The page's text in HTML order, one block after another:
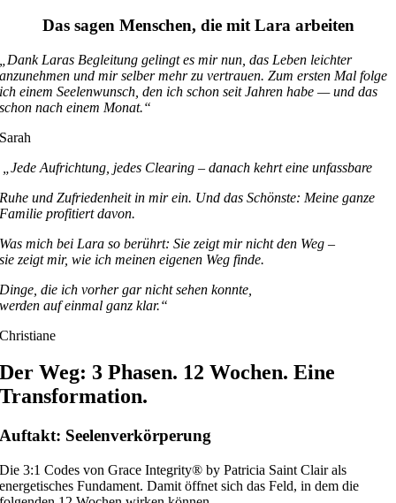
Das sagen Menschen, die mit Lara arbeiten
„Dank Laras Begleitung gelingt es mir nun, das Leben leichter
anzunehmen und mir selber mehr zu vertrauen. Zum ersten Mal folge
ich einem Seelenwunsch, den ich schon seit Jahren habe — und das
schon nach einem Monat.“
Sarah
„Jede Aufrichtung, jedes Clearing – danach kehrt eine unfassbare
Ruhe und Zufriedenheit in mir ein. Und das Schönste: Meine ganze
Familie profitiert davon.
Was mich bei Lara so berührt: Sie zeigt mir nicht den Weg –
sie zeigt mir, wie ich meinen eigenen Weg finde.
Dinge, die ich vorher gar nicht sehen konnte,
werden auf einmal ganz klar.“
Christiane
Der Weg: 3 Phasen. 12 Wochen. Eine
Transformation.
Auftakt: Seelenverkörperung
Die 3:1 Codes von Grace Integrity® by Patricia Saint Clair als
energetisches Fundament. Damit öffnet sich das Feld, in dem die